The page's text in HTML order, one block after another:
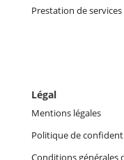
Prestation de
Légal
Mentions légales
Politique de
Conditions générales